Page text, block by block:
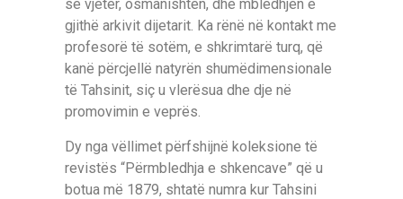
së vjetër, osmanishten, dhe mbledhjen e
gjithë arkivit dijetarit. Ka rënë në kontakt me
profesorë të sotëm, e shkrimtarë turq, që
kanë përcjellë natyrën shumëdimensionale
të Tahsinit, siç u vlerësua dhe dje në
promovimin e veprës.
Dy nga vëllimet përfshijnë koleksione të
revistës “Përmbledhja e shkencave” që u
botua më 1879, shtatë numra kur Tahsini